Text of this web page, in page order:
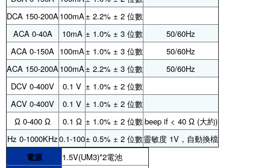
DCA 150-200A100mA± 2.2% ± 2 位數
ACA 0-40A
10mA ± 1.0% ± 3 位數
50/60Hz
ACA 0-150A 100mA± 1.0% ± 3 位數
50/60Hz
ACA 150-200A100mA± 2.2% ± 3 位數
50/60Hz
DCV 0-400V
0.1 V ± 1.0% ± 2 位數
ACV 0-400V
0.1 V ± 1.0% ± 2 位數
Ω 0-400 Ω
0.1 Ω ± 1.0% ± 2 位數beep if < 40 Ω (大約)
Hz 0-1000KHz0.1-100± 0.5% ± 2 位數靈敏度 1V，自動換檔
電源
1.5V(UM3)*2電池